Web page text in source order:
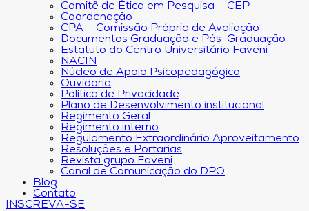
Comitê de Ética em Pesquisa – CEP
Coordenação
CPA – Comissão Própria de Avaliação
Documentos Graduação e Pós-Graduação
Estatuto do Centro Universitário Faveni
NACIN
Núcleo de Apoio Psicopedagógico
Ouvidoria
Política de Privacidade
Plano de Desenvolvimento institucional
Regimento Geral
Regimento interno
Regulamento Extraordinário Aproveitamento
Resoluções e Portarias
Revista grupo Faveni
Canal de Comunicação do DPO
Blog
Contato
INSCREVA-SE